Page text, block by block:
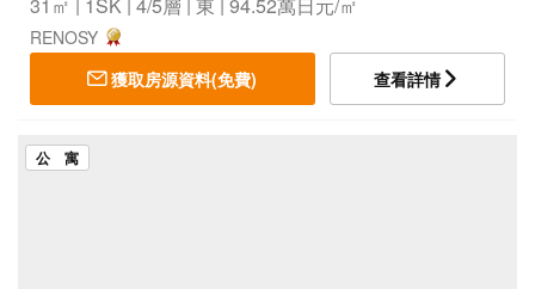
RENOSY
獲取房源資料(免費)
查看詳情
公 寓